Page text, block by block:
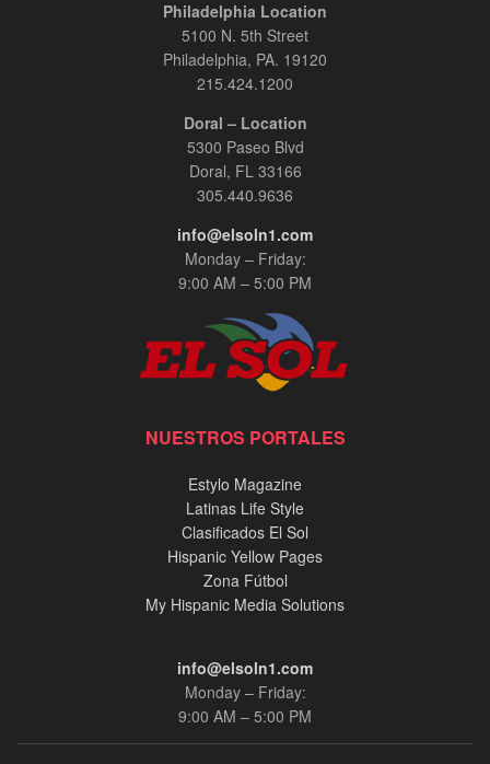
Philadelphia Location
5100 N. 5th Street
Philadelphia, PA. 19120
215.424.1200
Doral – Location
5300 Paseo Blvd
Doral, FL 33166
305.440.9636
info@elsoln1.com
Monday – Friday:
9:00 AM – 5:00 PM
NUESTROS PORTALES
Estylo Magazine
Latinas Life Style
Clasificados El Sol
Hispanic Yellow Pages
Zona Fútbol
My Hispanic Media Solutions
info@elsoln1.com
Monday – Friday:
9:00 AM – 5:00 PM